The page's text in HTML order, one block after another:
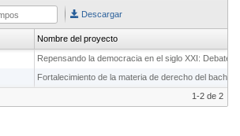
Descargar
Nombre del proyecto
1-2 de 2